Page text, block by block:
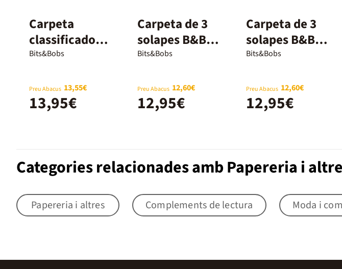
Carpeta
classificadora
B&B Party
Bits&Bobs
Preu Abacus 13,55€
13,95€
Carpeta de 3
solapes B&B
Happy
Bits&Bobs
Preu Abacus 12,60€
12,95€
Carpeta de 3
solapes B&B
Basketball
Bits&Bobs
Preu Abacus 12,60€
12,95€
Categories relacionades amb Papereria i
Papereria i altres Complements de lectura Moda i